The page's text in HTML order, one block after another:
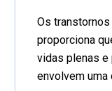
Os
proporciona
vidas plenas e
envolvem uma